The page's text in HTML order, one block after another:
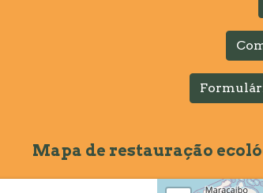
Mapa de restauração